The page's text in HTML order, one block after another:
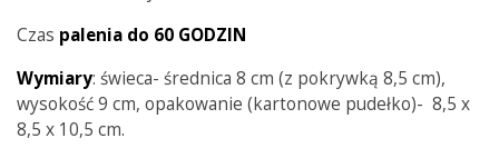
Czas palenia do 60 GODZIN
Wymiary: świeca- średnica 8 cm (z pokrywką 8,5 cm),
wysokość 9 cm, opakowanie (kartonowe pudełko)- 8,5 x
8,5 x 10,5 cm.